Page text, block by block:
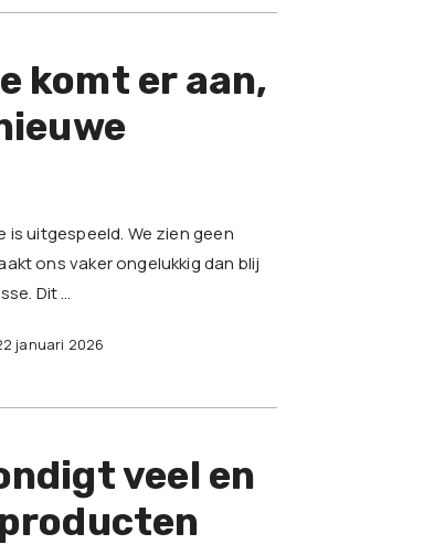
komt er aan,
uitgespeeld. We zien geen
ons vaker ongelukkig dan blij
Dit …
januari 2026
veel en